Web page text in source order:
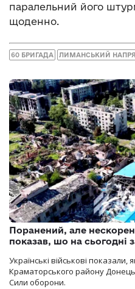
паралельний його
щоденно.
60 БРИГАДА ЛИМАНСЬКИЙ
Поранений, але
показав, шо на сьогодні
Українські військові
Краматорського району
Сили оборони.